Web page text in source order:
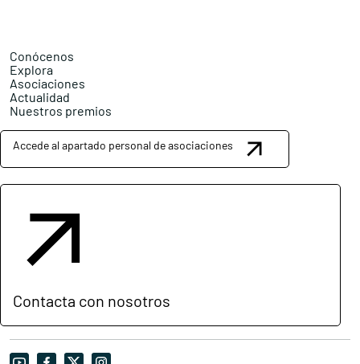
Conócenos
Explora
Asociaciones
Actualidad
Nuestros premios
Accede al apartado personal de asociaciones
Contacta con nosotros